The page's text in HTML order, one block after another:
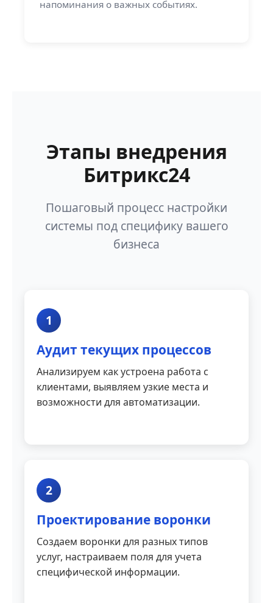
напоминания о важных событиях.
Этапы внедрения
Битрикс24
Пошаговый процесс настройки
системы под специфику вашего
бизнеса
1
Аудит текущих процессов
Анализируем как устроена работа с
клиентами, выявляем узкие места и
возможности для автоматизации.
2
Проектирование воронки
Создаем воронки для разных типов
услуг, настраиваем поля для учета
специфической информации.